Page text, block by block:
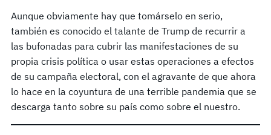
Aunque obviamente hay que tomárselo en serio,
también es conocido el talante de Trump de recurrir a
las bufonadas para cubrir las manifestaciones de su
propia crisis política o usar estas operaciones a efectos
de su campaña electoral, con el agravante de que ahora
lo hace en la coyuntura de una terrible pandemia que se
descarga tanto sobre su país como sobre el nuestro.